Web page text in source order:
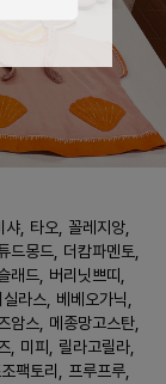
샤, 타오, 꼴레지앙,
몽드, 더캄파멘토,
래드, 버리닛쁘띠,
라스, 베베오가닉,
암스, 메종망고스탄,
, 미피, 릴라고릴라,
팩토리, 프루프루,